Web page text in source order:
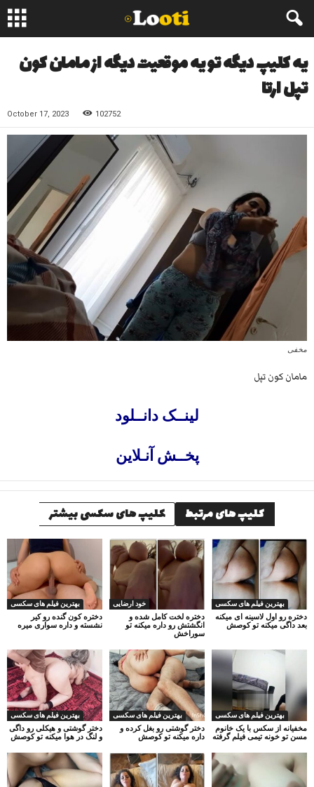
یه کلیپ دیگه تو یه موقعیت دیگه از مامان کون
تپل ارتا
October 17, 2023 102752
مخفی
مامان کون تپل
لینــک دانــلود
پخــش آنـلاین
کلیپ های مرتبط کلیپ های سکسی بیشتر
بهترین فیلم های سکسی
دختره کون گنده رو کیر
نشسته و داره سواری میره
خود ارضایی
دختره لخت کامل شده و
انگشتش رو داره میکنه تو
سوراخش
بهترین فیلم های سکسی
دختره رو اول لاسینه ای میکنه
بعد داگی میکنه تو کوصش
بهترین فیلم های سکسی
دختر گوشتی و هیکلی رو داگی
و لنگ در هوا میکنه تو کوصش
بهترین فیلم های سکسی
دختر گوشتی رو بغل کرده و
داره میکنه تو کوصش
بهترین فیلم های سکسی
مخفیانه از سکس با یک خانوم
مسن تو خونه تیمی فیلم گرفته